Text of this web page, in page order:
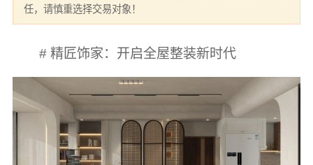
任，请慎重选择交易对象！
# 精匠饰家：开启全屋整装新时代